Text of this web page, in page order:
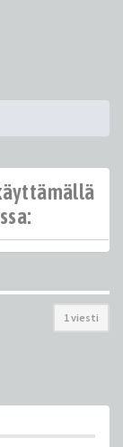
1 viesti